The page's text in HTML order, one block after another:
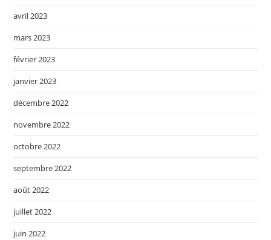
avril 2023
mars 2023
février 2023
janvier 2023
décembre 2022
novembre 2022
octobre 2022
septembre 2022
août 2022
juillet 2022
juin 2022